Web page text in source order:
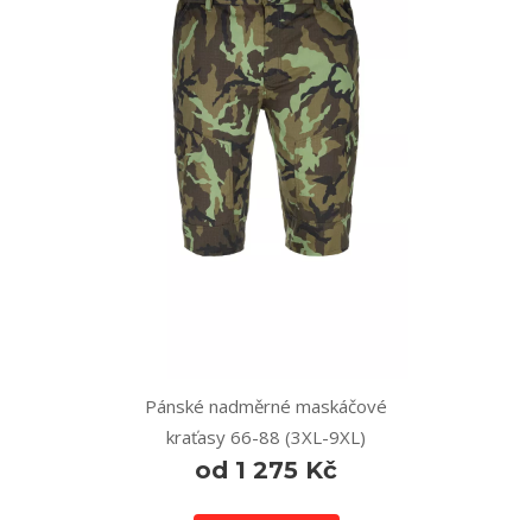
Pánské nadměrné maskáčové
kraťasy 66-88 (3XL-9XL)
od 1 275 Kč